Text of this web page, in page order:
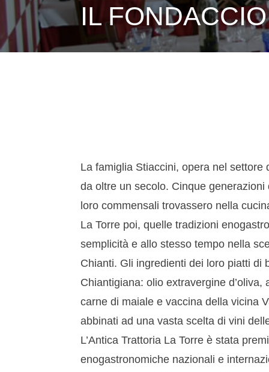
IL FONDACCIO
La famiglia Stiaccini, opera nel settore
da oltre un secolo. Cinque
loro commensali trovassero nella
La Torre poi, quelle tradizioni
semplicità e allo stesso tempo nella
Chianti. Gli ingredienti dei loro piatti di
Chiantigiana: olio extravergine
carne di maiale e vaccina della vicina
abbinati ad una vasta scelta di vini
L’Antica Trattoria La Torre è stata
enogastronomiche nazionali e